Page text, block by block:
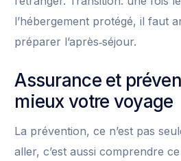
l’hébergement protégé, il faut
préparer l’après‑séjour.
Assurance et
mieux votre voyage
La prévention, ce n’est pas
aller, c’est aussi comprendre